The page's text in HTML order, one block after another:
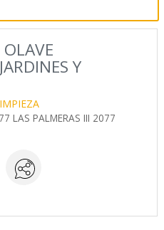
Y
LAS PALMERAS III 2077